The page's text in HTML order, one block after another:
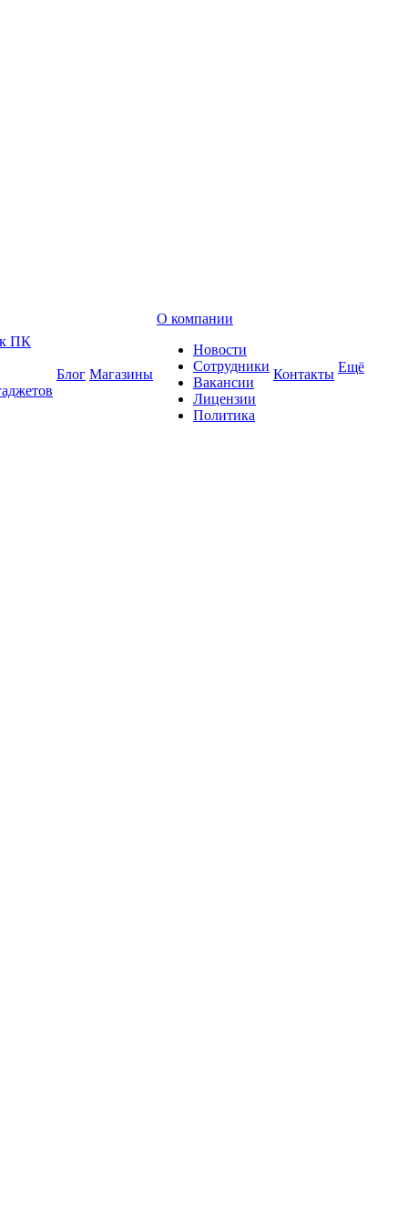
к ПК
Блог Магазины
О компании
Новости
Сотрудники
Вакансии
Лицензии
Политика
Контакты Ещё